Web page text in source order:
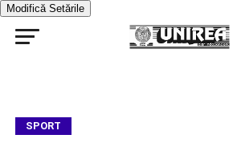
Modifică Setările
SPORT